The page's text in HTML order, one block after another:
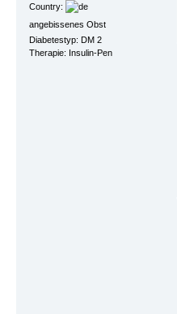
Country:
angebissenes Obst
Diabetestyp: DM 2
Therapie: Insulin-Pen